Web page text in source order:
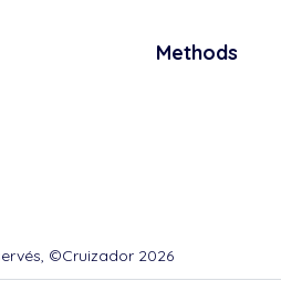
Methods
©Cruizador 2026